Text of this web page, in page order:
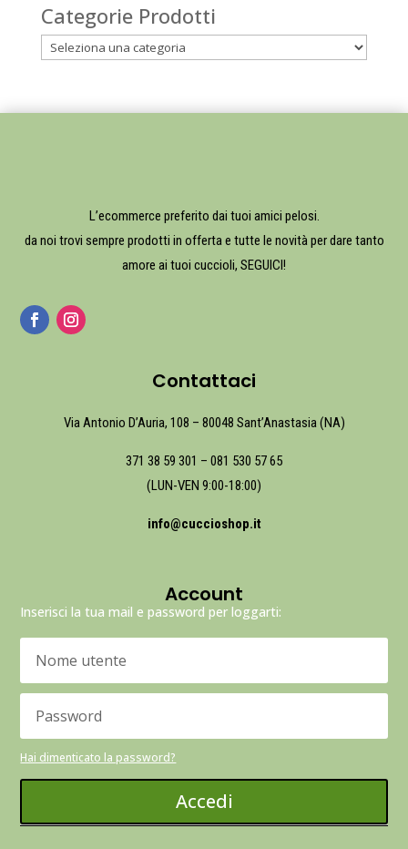
Categorie Prodotti
L’ecommerce preferito dai tuoi amici pelosi.
da noi trovi sempre prodotti in offerta e tutte le novità per dare tanto
amore ai tuoi cuccioli, SEGUICI!
Contattaci
Via Antonio D’Auria, 108 – 80048 Sant’Anastasia (NA)
371 38 59 301 – 081 530 57 65
(LUN-VEN 9:00-18:00)
info@cuccioshop.it
Account
Inserisci la tua mail e password per loggarti:
Hai dimenticato la password?
Accedi